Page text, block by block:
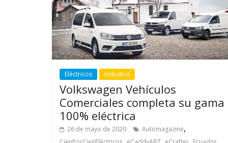
Eléctricos Industria
Volkswagen Vehículos
Comerciales completa su gama
100% eléctrica
26 de mayo de 2020 Automagazine,